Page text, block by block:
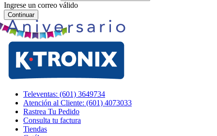
Ingrese un correo válido
Continuar
Televentas: (601) 3649734
Atención al Cliente: (601) 4073033
Rastrea Tu Pedido
Consulta tu factura
Tiendas